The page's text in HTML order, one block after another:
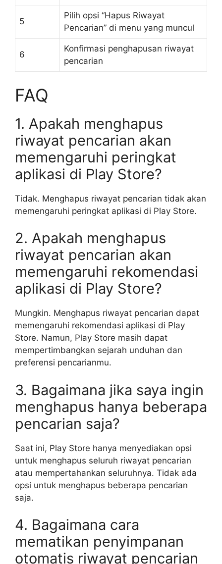
5
Pilih opsi “Hapus Riwayat
Pencarian” di menu yang muncul
6
Konfirmasi penghapusan riwayat
pencarian
FAQ
1. Apakah menghapus
riwayat pencarian akan
memengaruhi peringkat
aplikasi di Play Store?
Tidak. Menghapus riwayat pencarian tidak akan
memengaruhi peringkat aplikasi di Play Store.
2. Apakah menghapus
riwayat pencarian akan
memengaruhi rekomendasi
aplikasi di Play Store?
Mungkin. Menghapus riwayat pencarian dapat
memengaruhi rekomendasi aplikasi di Play
Store. Namun, Play Store masih dapat
mempertimbangkan sejarah unduhan dan
preferensi pencarianmu.
3. Bagaimana jika saya ingin
menghapus hanya beberapa
pencarian saja?
Saat ini, Play Store hanya menyediakan opsi
untuk menghapus seluruh riwayat pencarian
atau mempertahankan seluruhnya. Tidak ada
opsi untuk menghapus beberapa pencarian
saja.
4. Bagaimana cara
mematikan penyimpanan
otomatis riwayat pencarian